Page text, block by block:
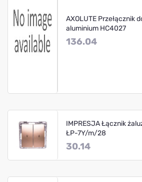
AXOLUTE Przełącznik
aluminium HC4027
136.04
IMPRESJA Łącznik
ŁP-7Y/m/28
30.14